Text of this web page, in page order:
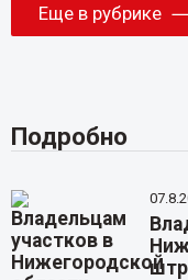
Еще в рубрике
Подробно